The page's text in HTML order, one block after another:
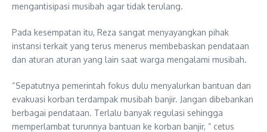
mengantisipasi musibah agar tidak terulang.
Pada kesempatan itu, Reza sangat menyayangkan pihak
instansi terkait yang terus menerus membebaskan pendataan
dan aturan aturan yang lain saat warga mengalami musibah.
“Sepatutnya pemerintah fokus dulu menyalurkan bantuan dan
evakuasi korban terdampak musibah banjir. Jangan dibebankan
berbagai pendataan. Terlalu banyak regulasi sehingga
memperlambat turunnya bantuan ke korban banjir, ” cetus